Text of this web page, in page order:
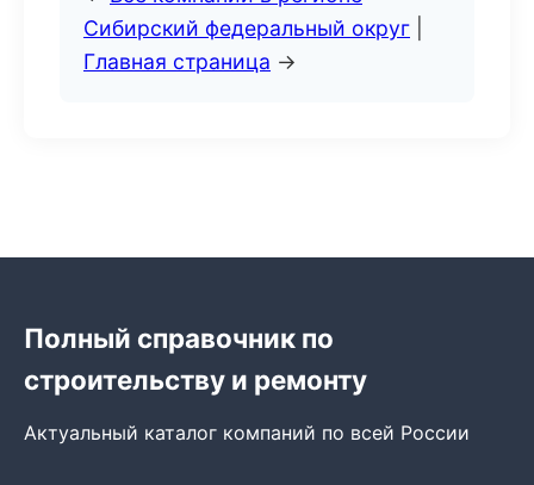
Сибирский федеральный округ
Главная страница →
Полный справочник по
строительству и ремонту
Актуальный каталог компаний по всей России